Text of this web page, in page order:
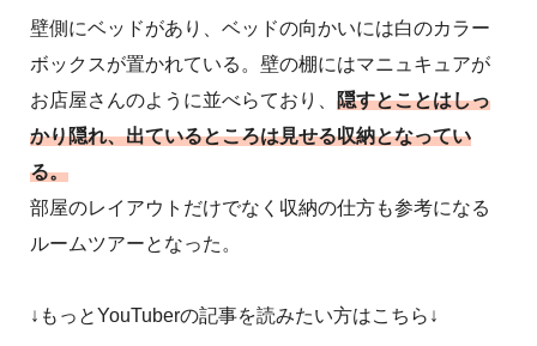
壁側にベッドがあり、ベッドの向かいには白のカラー
ボックスが置かれている。壁の棚にはマニュキュアが
お店屋さんのように並べらており、 隠すとことはしっ
かり隠れ、出ているところは見せる収納となってい
る。
部屋のレイアウトだけでなく収納の仕方も参考になる
ルームツアーとなった。
↓もっとYouTuberの記事を読みたい方はこちら↓